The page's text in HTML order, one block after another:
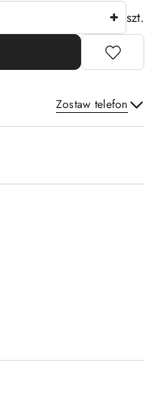
szt.
Zostaw telefon